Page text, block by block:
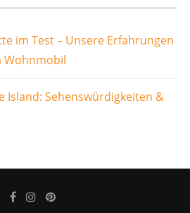
im Test – Unsere Erfahrungen
Wohnmobil
Island: Sehenswürdigkeiten &